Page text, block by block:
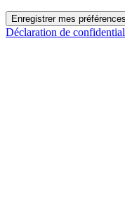
Enregistrer mes préférences
Déclaration de